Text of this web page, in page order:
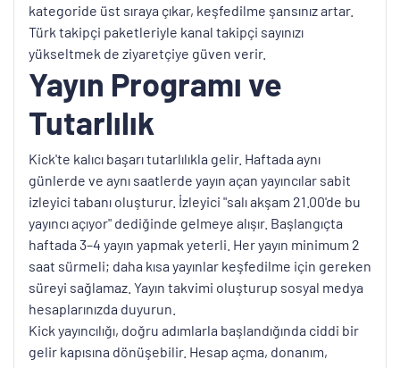
kategoride üst sıraya çıkar, keşfedilme şansınız artar.
Türk takipçi paketleriyle kanal takipçi sayınızı
yükseltmek de ziyaretçiye güven verir.
Yayın Programı ve
Tutarlılık
Kick'te kalıcı başarı tutarlılıkla gelir. Haftada aynı
günlerde ve aynı saatlerde yayın açan yayıncılar sabit
izleyici tabanı oluşturur. İzleyici "salı akşam 21.00'de bu
yayıncı açıyor" dediğinde gelmeye alışır. Başlangıçta
haftada 3–4 yayın yapmak yeterli. Her yayın minimum 2
saat sürmeli; daha kısa yayınlar keşfedilme için gereken
süreyi sağlamaz. Yayın takvimi oluşturup sosyal medya
hesaplarınızda duyurun.
Kick yayıncılığı, doğru adımlarla başlandığında ciddi bir
gelir kapısına dönüşebilir. Hesap açma, donanım,